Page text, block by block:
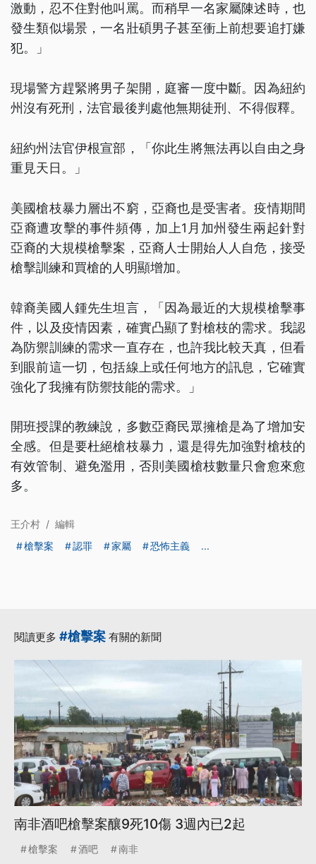
激動，忍不住對他叫罵。而稍早一名家屬陳述時，也
發生類似場景，一名壯碩男子甚至衝上前想要追打嫌
犯。」
現場警方趕緊將男子架開，庭審一度中斷。因為紐約
州沒有死刑，法官最後判處他無期徒刑、不得假釋。
紐約州法官伊根宣部，「你此生將無法再以自由之身
重見天日。」
美國槍枝暴力層出不窮，亞裔也是受害者。疫情期間
亞裔遭攻擊的事件頻傳，加上1月加州發生兩起針對
亞裔的大規模槍擊案，亞裔人士開始人人自危，接受
槍擊訓練和買槍的人明顯增加。
韓裔美國人鍾先生坦言，「因為最近的大規模槍擊事
件，以及疫情因素，確實凸顯了對槍枝的需求。我認
為防禦訓練的需求一直存在，也許我比較天真，但看
到眼前這一切，包括線上或任何地方的訊息，它確實
強化了我擁有防禦技能的需求。」
開班授課的教練說，多數亞裔民眾擁槍是為了增加安
全感。但是要杜絕槍枝暴力，還是得先加強對槍枝的
有效管制、避免濫用，否則美國槍枝數量只會愈來愈
多。
王介村 / 編輯
槍擊案
認罪 家屬 恐怖主義 ...
閱讀更多 #槍擊案 有關的新聞
南非酒吧槍擊案釀9死10傷 3週內已2起
槍擊案 酒吧 南非